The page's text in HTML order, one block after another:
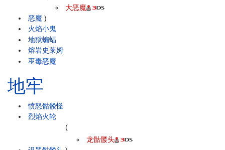
恶魔
大恶魔
)
火焰小鬼
地狱蝙蝠
熔岩史莱姆
巫毒恶魔
地牢
愤怒骷髅怪
烈焰火轮
(
龙骷髅头